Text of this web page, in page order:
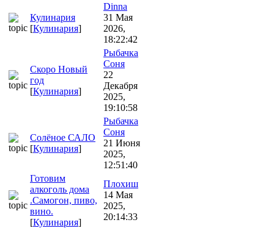
Кулинария
[Кулинария]
Dinna
31 Мая
2026,
18:22:42
Скоро Новый
год
[Кулинария]
Рыбачка
Соня
22
Декабря
2025,
19:10:58
Солёное САЛО
[Кулинария]
Рыбачка
Соня
21 Июня
2025,
12:51:40
Готовим
алкоголь дома
.Самогон, пиво,
вино.
[Кулинария]
Плохиш
14 Мая
2025,
20:14:33